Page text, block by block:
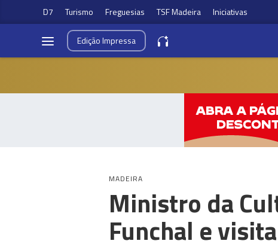
D7 Turismo Freguesias TSF Madeira Iniciativas
EdiçãoImpressa
MADEIRA
Ministro da
Funchal e